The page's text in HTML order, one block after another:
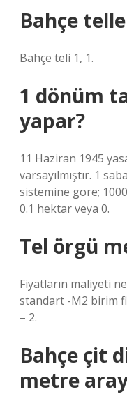
Bahçe
Bahçe teli 1, 1.
1 dönüm
yapar?
11 Haziran 1945
varsayılmıştır. 1
sistemine göre;
0.1 hektar veya 0.
Tel örgü
Fiyatların maliyeti
standart -M2 birim
– 2.
Bahçe çit
metre